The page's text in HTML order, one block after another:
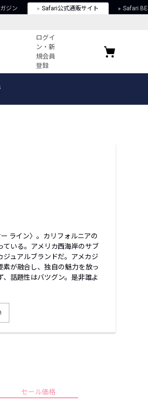
ジン Safari公式通販サイト Safari
ログイ
ン・新
規会員
登録
に関する法律
お気に入りブランド
ライン〉。カリフォルニアの
ている。アメリカ西海岸のサブ
ュアルブランドだ。アメカジ
が融合し、独自の魅力を放っ
話題性はバツグン。是非誰よ
セール価格